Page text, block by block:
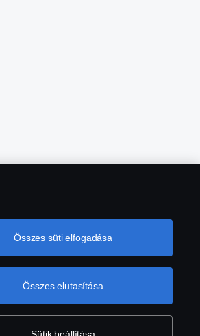
Cookie tájékoztató
Összes elutasítása
Összes süti elfogadása